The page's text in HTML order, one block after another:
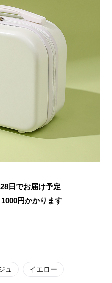
日でお届け予定
1000円かかります
ュ イエロー